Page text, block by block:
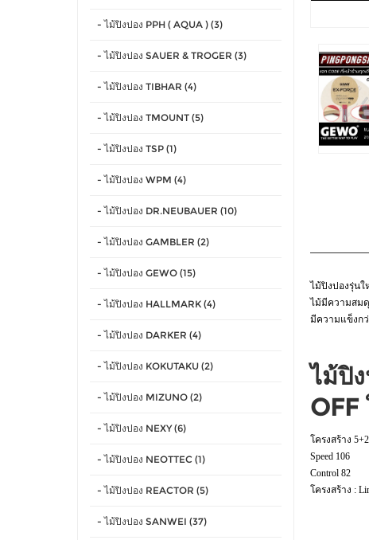
- ไม้ปิงปอง PPH ( AQUA ) (3)
- ไม้ปิงปอง SAUER & TROGER (3)
- ไม้ปิงปอง TIBHAR (4)
- ไม้ปิงปอง TMOUNT (5)
- ไม้ปิงปอง TSP (1)
- ไม้ปิงปอง WPM (4)
- ไม้ปิงปอง DR.NEUBAUER (10)
- ไม้ปิงปอง GAMBLER (2)
- ไม้ปิงปอง GEWO (15)
- ไม้ปิงปอง HALLMARK (4)
- ไม้ปิงปอง DARKER (4)
- ไม้ปิงปอง KOKUTAKU (2)
- ไม้ปิงปอง MIZUNO (2)
- ไม้ปิงปอง NEXY (6)
- ไม้ปิงปอง NEOTTEC (1)
- ไม้ปิงปอง REACTOR (5)
- ไม้ปิงปอง SANWEI (37)
ไม้ปิงปองรุ่นใ
ไม้มีความสมดุ
มีความแข็งก
ไม้ปิ
OFF
โครงสร้าง 5+2
Speed 106
Control 82
โครงสร้าง :